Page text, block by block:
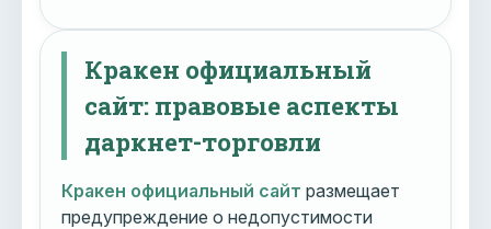
Кракен официальный
сайт: правовые аспекты
даркнет-торговли
Кракен официальный сайт размещает
предупреждение о недопустимости